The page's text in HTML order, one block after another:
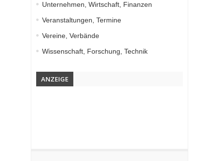
Unternehmen, Wirtschaft, Finanzen
Veranstaltungen, Termine
Vereine, Verbände
Wissenschaft, Forschung, Technik
ANZEIGE